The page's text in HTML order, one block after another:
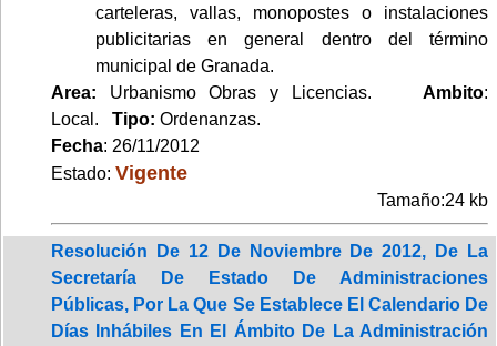
carteleras, vallas, monopostes o instalaciones
publicitarias en general dentro del término
municipal de Granada.
Area: Urbanismo Obras y Licencias. Ambito:
Local. Tipo: Ordenanzas.
Fecha: 26/11/2012
Estado: Vigente
Tamaño:24 kb
Resolución De 12 De Noviembre De 2012, De La
Secretaría De Estado De Administraciones
Públicas, Por La Que Se Establece El Calendario De
Días Inhábiles En El Ámbito De La Administración